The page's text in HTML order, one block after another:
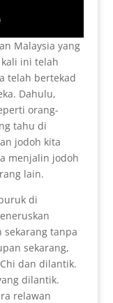
Malaysia yang
ini telah
telah bertekad
Dahulu,
orang-
tahu di
jodoh kita
menjalin jodoh
lain.
di
tanpa
sekarang,
dan dilantik.
dilantik.
relawan